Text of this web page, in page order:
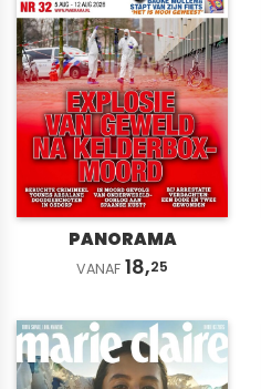
PANORAMA
VANAF 18,25